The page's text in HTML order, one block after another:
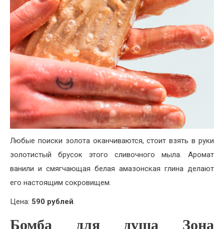
Любые поиски золота оканчиваются, стоит взять в руки
золотистый брусок этого сливочного мыла. Аромат
ванили и смягчающая белая амазонская глина делают
его настоящим сокровищем.
Цена: 590 рублей.
Бомба для душа Зона